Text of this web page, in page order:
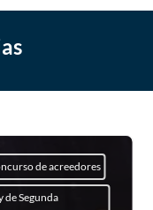
de acreedores
de Segunda